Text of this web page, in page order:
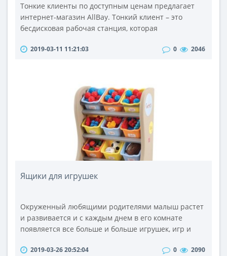
Тонкие клиенты по доступным ценам предлагает
интернет-магазин AllBay. Тонкий клиент – это
бесдисковая рабочая станция, которая
с него необходимое программное обеспечение,
для ввода и отображения информации. Устройство
обеспечивает быстрое соединение с сер..
2019-03-11 11:21:03 0 2046
Ящики для игрушек
Окруженный любящими родителями малыш растет
и развивается и с каждым днем в его комнате
появляется все больше и больше игрушек, игр и
Приучить ребенка к соблюдению чистоты в
2019-03-26 20:52:04 0 2090